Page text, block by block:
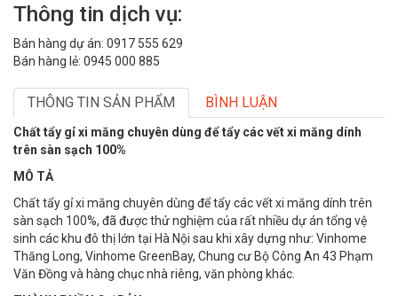
Thông tin dịch vụ:
Bán hàng dự án: 0917 555 629
Bán hàng lẻ: 0945 000 885
THÔNG TIN SẢN PHẨM BÌNH LUẬN
Chất tẩy gỉ xi măng chuyên dùng để tẩy các vết xi măng dính
trên sàn sạch 100%
MÔ TẢ
Chất tẩy gỉ xi măng chuyên dùng để tẩy các vết xi măng dính trên
sàn sạch 100%, đã được thử nghiệm của rất nhiều dự án tổng vệ
sinh các khu đô thị lớn tại Hà Nội sau khi xây dựng như: Vinhome
Thăng Long, Vinhome GreenBay, Chung cư Bộ Công An 43 Phạm
Văn Đồng và hàng chục nhà riêng, văn phòng khác.